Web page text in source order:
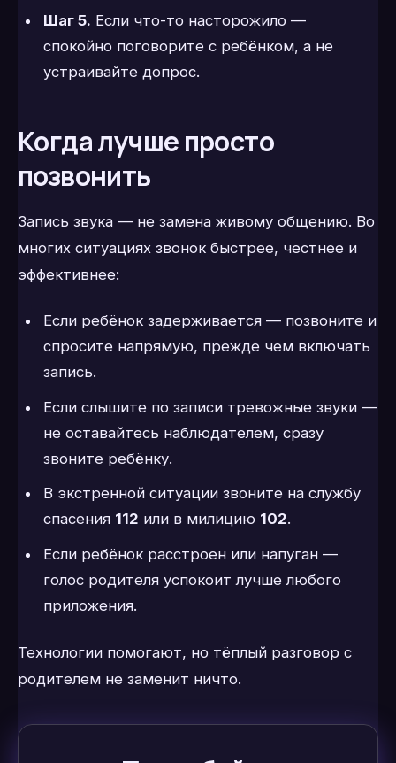
Шаг 5. Если что-то насторожило —
спокойно поговорите с ребёнком, а не
устраивайте допрос.
Когда лучше просто
позвонить
Запись звука — не замена живому общению. Во
многих ситуациях звонок быстрее, честнее и
эффективнее:
Если ребёнок задерживается — позвоните и
спросите напрямую, прежде чем включать
запись.
Если слышите по записи тревожные звуки —
не оставайтесь наблюдателем, сразу
звоните ребёнку.
В экстренной ситуации звоните на службу
спасения 112 или в милицию 102.
Если ребёнок расстроен или напуган —
голос родителя успокоит лучше любого
приложения.
Технологии помогают, но тёплый разговор с
родителем не заменит ничто.